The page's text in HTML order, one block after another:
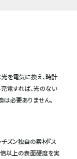
光を電気に換え、時計
電すれば、光のない
必要ありません。
ズン独自の素材『ス
倍以上の表面硬度を実